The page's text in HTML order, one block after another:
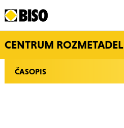
CENTRUM ROZMETADEL
ČASOPIS